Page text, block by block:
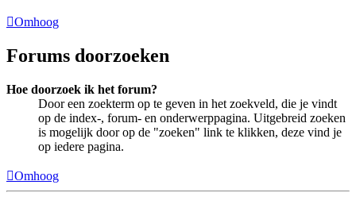
Omhoog
Forums doorzoeken
Hoe doorzoek ik het forum?
Door een zoekterm op te geven in het zoekveld, die je vindt
op de index-, forum- en onderwerppagina. Uitgebreid zoeken
is mogelijk door op de "zoeken" link te klikken, deze vind je
op iedere pagina.
Omhoog